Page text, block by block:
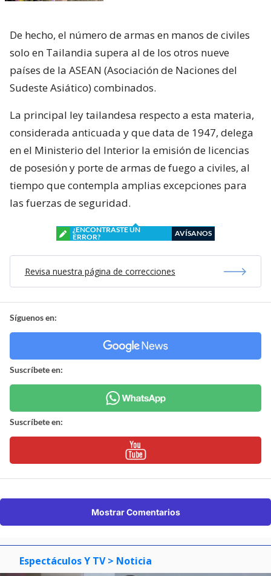
De hecho, el número de armas en manos de civiles
solo en Tailandia supera al de los otros nueve
países de la ASEAN (Asociación de Naciones del
Sudeste Asiático) combinados.
La principal ley tailandesa respecto a esta materia,
considerada anticuada y que data de 1947, delega
en el Ministerio del Interior la emisión de licencias
de posesión y porte de armas de fuego a civiles, al
tiempo que contempla amplias excepciones para
las fuerzas de seguridad.
¿ENCONTRASTE UN
ERROR?
AVÍSANOS
Revisa nuestra página de correcciones
Síguenos en:
Suscríbete en:
Suscríbete en:
Mostrar Comentarios
Espectáculos Y TV > Noticia